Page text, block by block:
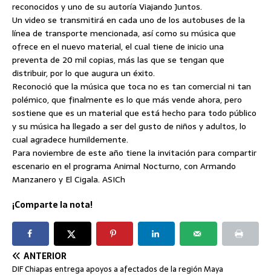
reconocidos y uno de su autoría Viajando Juntos.
Un video se transmitirá en cada uno de los autobuses de la
línea de transporte mencionada, así como su música que
ofrece en el nuevo material, el cual tiene de inicio una
preventa de 20 mil copias, más las que se tengan que
distribuir, por lo que augura un éxito.
Reconoció que la música que toca no es tan comercial ni tan
polémico, que finalmente es lo que más vende ahora, pero
sostiene que es un material que está hecho para todo público
y su música ha llegado a ser del gusto de niños y adultos, lo
cual agradece humildemente.
Para noviembre de este año tiene la invitación para compartir
escenario en el programa Animal Nocturno, con Armando
Manzanero y El Cigala. ASICh
¡Comparte la nota!
ANTERIOR
DIF Chiapas entrega apoyos a afectados de la región Maya